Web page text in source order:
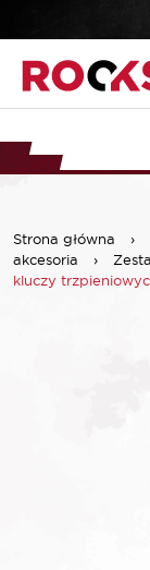
Strona główna ›
akcesoria
›
kluczy